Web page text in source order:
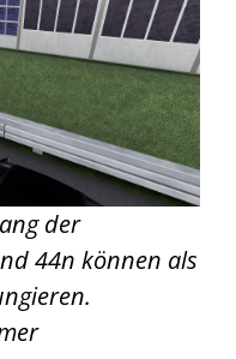
der
44n können als